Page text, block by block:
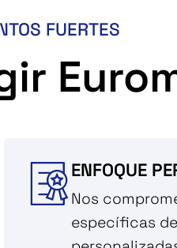
FUERTES
ENFOQUE
Nos
específicas